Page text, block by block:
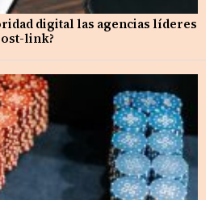
digital las agencias líderes
link?